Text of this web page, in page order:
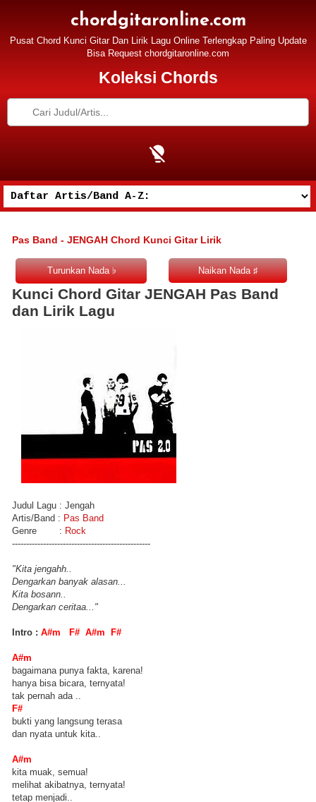
chordgitaronline.com
Pusat Chord Kunci Gitar Dan Lirik Lagu Online Terlengkap Paling Update
Bisa Request chordgitaronline.com
Koleksi Chords
Pas Band - JENGAH Chord Kunci Gitar Lirik
Kunci Chord Gitar JENGAH Pas Band
dan Lirik Lagu
Judul Lagu : Jengah
Artis/Band : Pas Band
Genre : Rock
-------------------------------------------------
"Kita jengahh..
Dengarkan banyak alasan...
Kita bosann..
Dengarkan ceritaa..."
Intro : A#m F# A#m F#
A#m
bagaimana punya fakta, karena!
hanya bisa bicara, ternyata!
tak pernah ada ..
F#
bukti yang langsung terasa
dan nyata untuk kita..
A#m
kita muak, semua!
melihat akibatnya, ternyata!
tetap menjadi..